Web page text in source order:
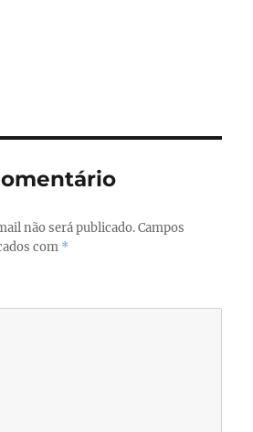
não será publicado. Campos
com *